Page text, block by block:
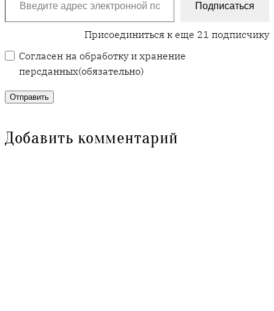
Подписаться
Присоединиться к еще 21 подписчику
Согласен на обработку и хранение
персданных(обязательно)
Отправить
Добавить комментарий